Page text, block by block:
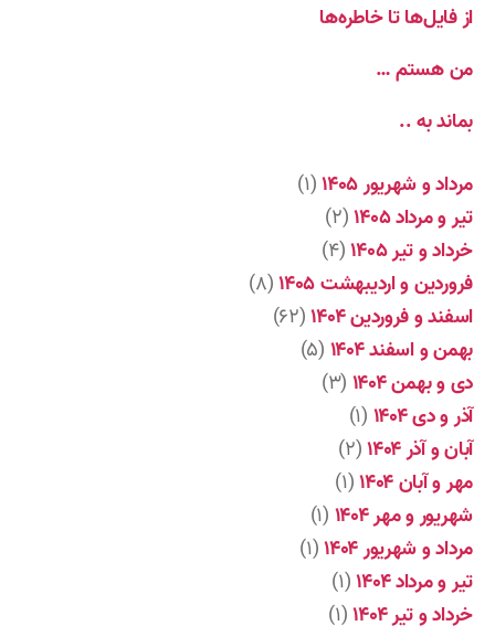
از فایل‌ها تا خاطره‌ها
من هستم …
بماند به ..
مرداد و شهریور ۱۴۰۵
(۱)
تیر و مرداد ۱۴۰۵
(۲)
خرداد و تیر ۱۴۰۵
(۴)
فروردین و اردیبهشت ۱۴۰۵
(۸)
اسفند و فروردین ۱۴۰۴
(۶۲)
بهمن و اسفند ۱۴۰۴
(۵)
دی و بهمن ۱۴۰۴
(۳)
آذر و دی ۱۴۰۴
(۱)
آبان و آذر ۱۴۰۴
(۲)
مهر و آبان ۱۴۰۴
(۱)
شهریور و مهر ۱۴۰۴
(۱)
مرداد و شهریور ۱۴۰۴
(۱)
تیر و مرداد ۱۴۰۴
(۱)
خرداد و تیر ۱۴۰۴
(۱)